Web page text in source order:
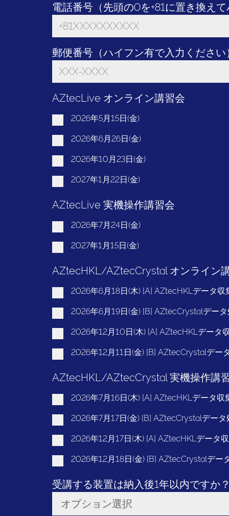
電話番号（先頭の0を+81に置き換え
郵便番号（ハイフン有で入力くださ
AZtecLive オンライン講習会
2026年5月15日(金)
2026年6月26日(金)
2026年10月23日(金)
2027年1月22日(金)
AZtecLive 実機操作講習会
2026年7月24日(金)
2027年1月15日(金)
AZtecHKL/AZtecCrystal オンライン
2026年6月18日(木) [A] AZtecHKLデータ収
2026年6月19日(金) [B] AZtecCrystalデー
2026年12月10日(木) [A] AZtecHKLデータ
2026年12月11日(金) [B] AZtecCrystalデー
AZtecHKL/AZtecCrystal 実機操作講
2026年7月16日(木) [A] AZtecHKLデータ収
2026年7月17日(金) [B] AZtecCrystalデータ
2026年12月17日(木) [A] AZtecHKLデータ
2026年12月18日(金) [B] AZtecCrystalデー
受講する装置は納入後1年以内ですか
オプション選択